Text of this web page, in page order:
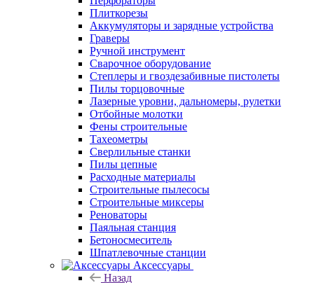
Плиткорезы
Аккумуляторы и зарядные устройства
Граверы
Ручной инструмент
Сварочное оборудование
Степлеры и гвоздезабивные пистолеты
Пилы торцовочные
Лазерные уровни, дальномеры, рулетки
Отбойные молотки
Фены строительные
Тахеометры
Сверлильные станки
Пилы цепные
Расходные материалы
Строительные пылесосы
Строительные миксеры
Реноваторы
Паяльная станция
Бетоносмеситель
Шпатлевочные станции
Аксессуары
Назад